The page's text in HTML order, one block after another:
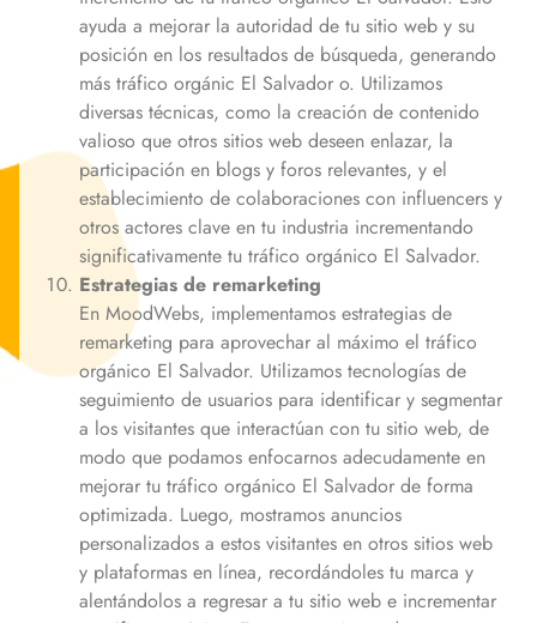
ayuda a mejorar la autoridad de tu sitio web y su
posición en los resultados de búsqueda, generando
más tráfico orgánic El Salvador o. Utilizamos
diversas técnicas, como la creación de contenido
valioso que otros sitios web deseen enlazar, la
participación en blogs y foros relevantes, y el
establecimiento de colaboraciones con influencers y
otros actores clave en tu industria incrementando
significativamente tu tráfico orgánico El Salvador.
Estrategias de remarketing
En MoodWebs, implementamos estrategias de
remarketing para aprovechar al máximo el tráfico
orgánico El Salvador. Utilizamos tecnologías de
seguimiento de usuarios para identificar y segmentar
a los visitantes que interactúan con tu sitio web, de
modo que podamos enfocarnos adecudamente en
mejorar tu tráfico orgánico El Salvador de forma
optimizada. Luego, mostramos anuncios
personalizados a estos visitantes en otros sitios web
y plataformas en línea, recordándoles tu marca y
alentándolos a regresar a tu sitio web e incrementar